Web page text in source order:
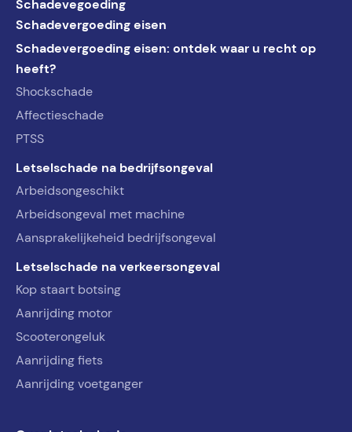
Schadevegoeding
Schadevergoeding eisen
Schadevergoeding eisen: ontdek waar u recht op
heeft?
Shockschade
Affectieschade
PTSS
Letselschade na bedrijfsongeval
Arbeidsongeschikt
Arbeidsongeval met machine
Aansprakelijkeheid bedrijfsongeval
Letselschade na verkeersongeval
Kop staart botsing
Aanrijding motor
Scooterongeluk
Aanrijding fiets
Aanrijding voetganger